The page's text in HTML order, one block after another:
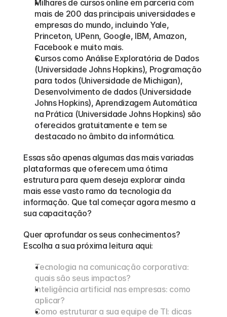
Milhares de cursos online em parceria com
mais de 200 das principais universidades e
empresas do mundo, incluindo Yale,
Princeton, UPenn, Google, IBM, Amazon,
Facebook e muito mais.
Cursos como Análise Exploratória de Dados
(Universidade Johns Hopkins), Programação
para todos (Universidade de Michigan),
Desenvolvimento de dados (Universidade
Johns Hopkins), Aprendizagem Automática
na Prática (Universidade Johns Hopkins) são
oferecidos gratuitamente e tem se
destacado no âmbito da informática.
Essas são apenas algumas das mais variadas
plataformas que oferecem uma ótima
estrutura para quem deseja explorar ainda
mais esse vasto ramo da tecnologia da
informação. Que tal começar agora mesmo a
sua capacitação?
Quer aprofundar os seus conhecimentos?
Escolha a sua próxima leitura aqui:
Tecnologia na comunicação corporativa:
quais são seus impactos?
Inteligência artificial nas empresas: como
aplicar?
Como estruturar a sua equipe de TI: dicas